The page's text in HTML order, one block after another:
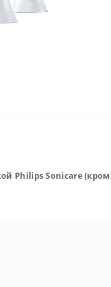
Philips Sonicare